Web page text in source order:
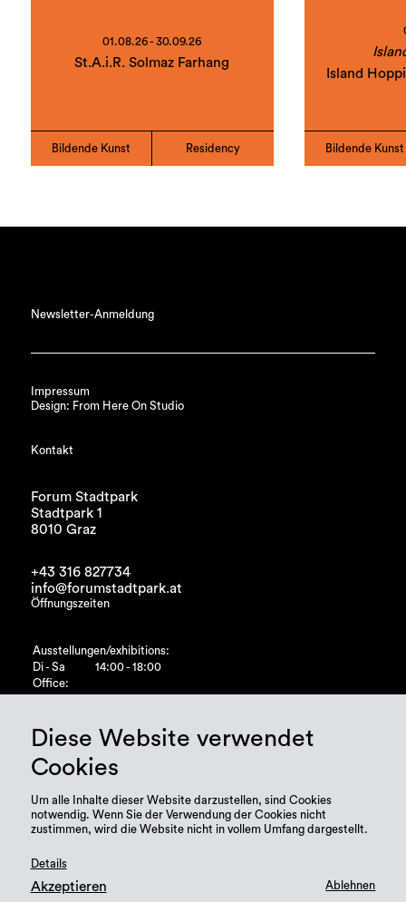
01.08.26 - 30.09.26
St.A.i.R. Solmaz Farhang
Bildende Kunst Residency
Island
Bildende Kunst
Newsletter-Anmeldung
Impressum
Design: From Here On Studio
Kontakt
Forum Stadtpark
Stadtpark 1
8010 Graz
+43 316 827734
info@forumstadtpark.at
Öffnungszeiten
Ausstellungen/exhibitions:
Di - Sa
14:00 - 18:00
Office:
Diese Website verwendet
Cookies
Um alle Inhalte dieser Website darzustellen, sind Cookies
notwendig. Wenn Sie der Verwendung der Cookies nicht
zustimmen, wird die Website nicht in vollem Umfang dargestellt.
Details
Akzeptieren Ablehnen